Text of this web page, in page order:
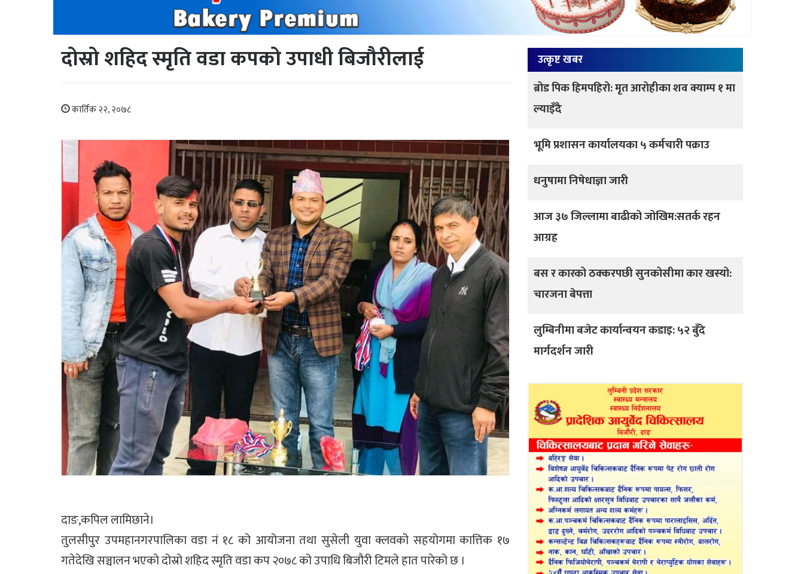
दोस्रो शहिद स्मृति वडा कपको उपाधी बिजौरीलाई
कार्तिक २२, २०७८
दाङ,कपिल लामिछाने।
तुलसीपुर उपमहानगरपालिका वडा नं १८ को आयोजना तथा सुसेली युवा क्लवको सहयोगमा कात्तिक १७
गतेदेखि सञ्चालन भएको दोस्रो शहिद स्मृति वडा कप २०७८ को उपाधि बिजौरी टिमले हात पारेको छ ।
उत्कृष्ट खबर
ब्रोड पिक हिमपहिरो: मृत आरोहीका शव क्याम्प १ मा
ल्याइँदै
भूमि प्रशासन कार्यालयका ५ कर्मचारी पक्राउ
धनुषामा निषेधाज्ञा जारी
आज ३७ जिल्लामा बाढीको जोखिम:सतर्क रहन
आग्रह
बस र कारको ठक्करपछी सुनकोसीमा कार खस्यो:
चारजना बेपत्ता
लुम्बिनीमा बजेट कार्यान्वयन कडाइ: ५२ बुँदे
मार्गदर्शन जारी